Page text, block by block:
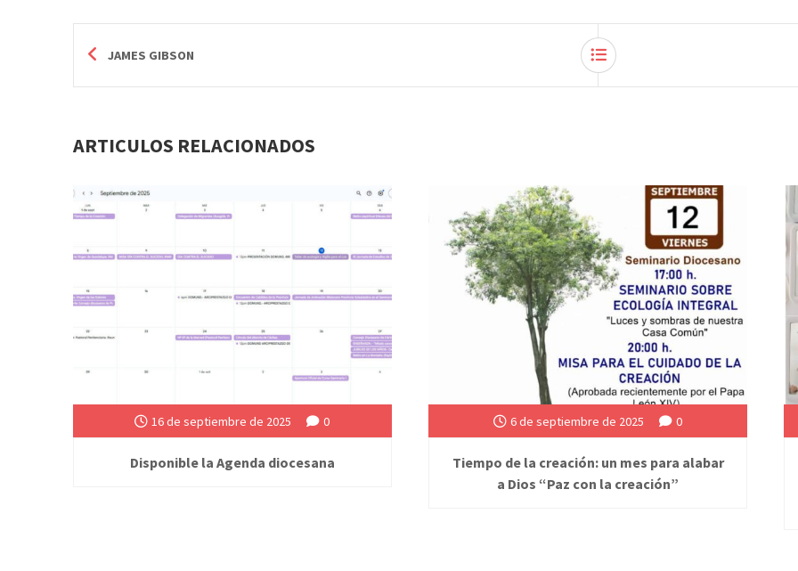
JAMES GIBSON
ARTICULOS RELACIONADOS
16 de septiembre de 2025 0
Disponible la Agenda diocesana
6 de septiembre de 2025 0
Tiempo de la creación: un mes para alabar
a Dios “Paz con la creación”